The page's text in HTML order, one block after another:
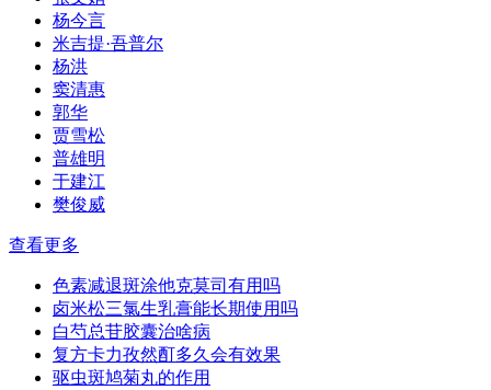
杨今言
米吉提·吾普尔
杨洪
窦清惠
郭华
贾雪松
普雄明
于建江
樊俊威
查看更多
色素减退斑涂他克莫司有用吗
卤米松三氯生乳膏能长期使用吗
白芍总苷胶囊治啥病
复方卡力孜然酊多久会有效果
驱虫斑鸠菊丸的作用